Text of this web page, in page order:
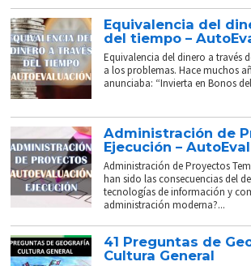
Equivalencia del
del tiempo –
Equivalencia del dinero a través
a los problemas. Hace muchos
anunciaba: “Invierta en Bonos
Administración de
Ejecución –
Administración de Proyectos
han sido las consecuencias del
tecnologías de información y
administración moderna?...
41 Preguntas de
Cultura General